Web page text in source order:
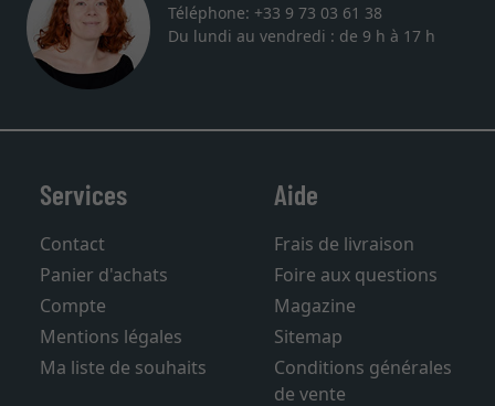
Téléphone: +33 9 73 03 61 38
Du lundi au vendredi : de 9 h à 17 h
Services
Contact
Panier d'achats
Compte
Mentions légales
Ma liste de souhaits
Aide
Frais de livraison
Foire aux questions
Magazine
Sitemap
Conditions générales
de vente